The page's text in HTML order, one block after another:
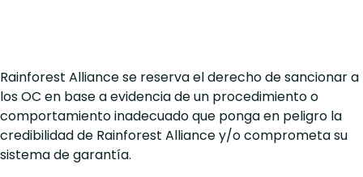
Rainforest Alliance se reserva el derecho de sancionar a
los OC en base a evidencia de un procedimiento o
comportamiento inadecuado que ponga en peligro la
credibilidad de Rainforest Alliance y/o comprometa su
sistema de garantía.